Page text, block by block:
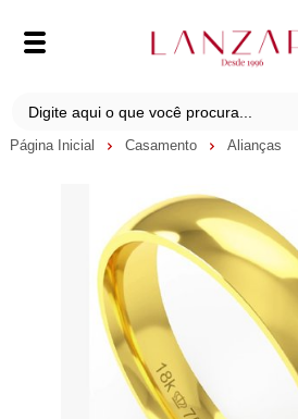
Página Inicial Casamento Alianças